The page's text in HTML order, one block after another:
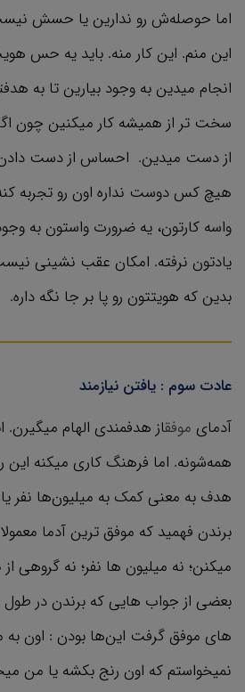
اما حوصله‌ش رو ندارین یا حسش
این منم. این کار منه. باید یه حس
انجام میدین به وجود بیارین تا به
سخت تر از همیشه کار میکنین چون
از دست میدین. احساس از دست
هیچ کس دوست نداره اون رو تجربه
واسه کارتون، یه ضرورت واستون به
یادتون نرفته. امکان عقب نشینی
بدین که هویتتون رو پا بر جا نگه داره.
عادت سوم : یافتن نیازمند
آدمای موفقاز هدفمندی الهام
همه‌شونه. اما فرهنگ کاری میکنه این
هدف به معنی کمک به میلیون‌ها نفر
برندن فهمید که موفق ترین آدما
میکنن؛ نه میلیون ها نفر؛ نه گروهی
بعضی از جواب هایی که برندن در
های موفق گرفت این‌ها بودن : اون
نمیخواستم که اون رنج بکشه یا من